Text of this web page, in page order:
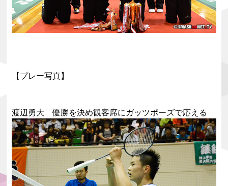
【プレー写真】
渡辺勇大 優勝を決め観客席にガッツポーズで応える